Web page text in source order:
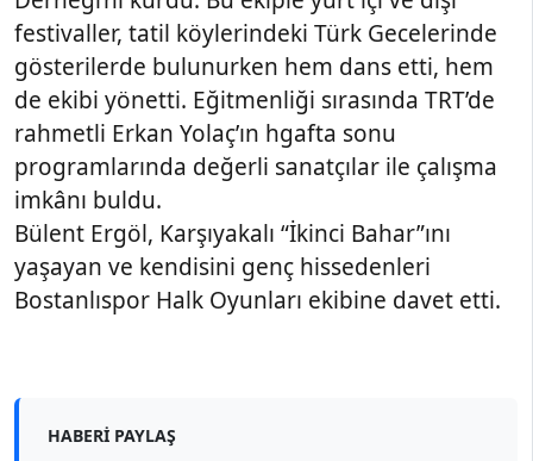
festivaller, tatil köylerindeki Türk Gecelerinde
gösterilerde bulunurken hem dans etti, hem
de ekibi yönetti. Eğitmenliği sırasında TRT’de
rahmetli Erkan Yolaç’ın hgafta sonu
programlarında değerli sanatçılar ile çalışma
imkânı buldu.
Bülent Ergöl, Karşıyakalı “İkinci Bahar”ını
yaşayan ve kendisini genç hissedenleri
Bostanlıspor Halk Oyunları ekibine davet etti.
HABERI PAYLAŞ